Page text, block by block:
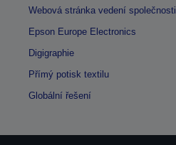
Webová stránka vedení společnosti
Epson Europe Electronics
Digigraphie
Přímý potisk textilu
Globální řešení